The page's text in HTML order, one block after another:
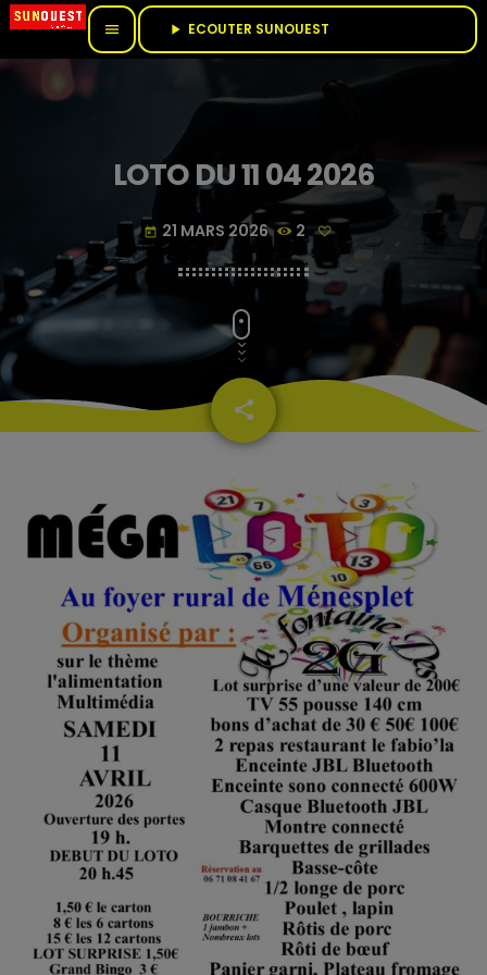
menu play_arrow
LOTO DU 11 04 2026
today 21 MARS 2026 2
share
email